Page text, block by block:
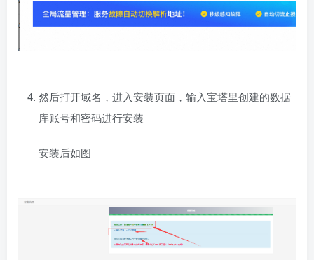
然后打开域名，进入安装页面，输入宝塔里创建的数据
库账号和密码进行安装
安装后如图